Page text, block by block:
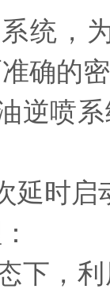
，为
确的
喷系
时启
，利